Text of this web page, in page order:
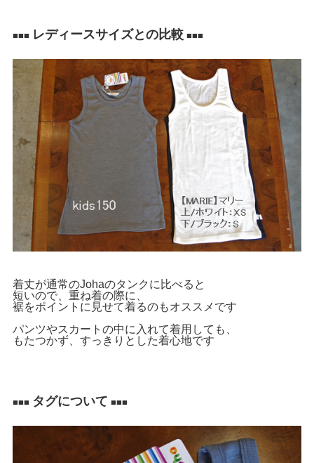
■■■ レディースサイズとの比較 ■■■
着丈が通常のJohaのタンクに比べると
短いので、重ね着の際に、
裾をポイントに見せて着るのもオススメです
パンツやスカートの中に入れて着用しても、
もたつかず、すっきりとした着心地です
■■■ タグについて ■■■